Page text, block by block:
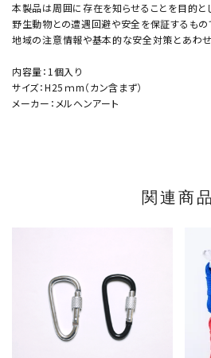
本製品は周囲に存在を知らせることを目的と
野生動物との遭遇回避や安全を保証するもの
地域の注意情報や基本的な安全対策とあわせ
内容量：1個入り
サイズ：H25ｍm（カン含まず）
メーカー：メルヘンアート
関連商品